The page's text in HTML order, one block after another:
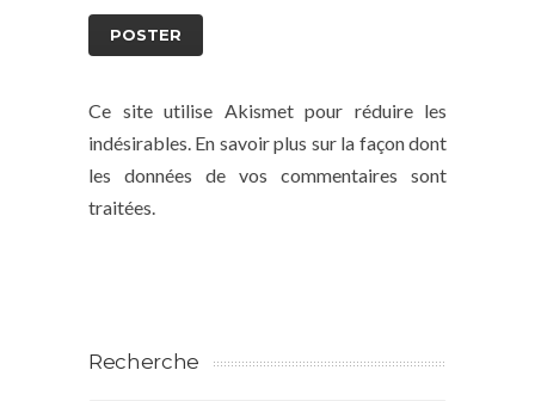
Ce site utilise Akismet pour réduire les
indésirables. En savoir plus sur la façon dont
les données de vos commentaires sont
traitées.
Recherche